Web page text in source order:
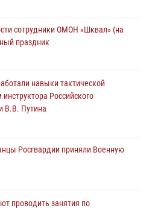
в Иркутске
сотрудники ОМОН «Шквал» (на
праздник
навыки тактической
Российского
В.В. Путина
Росгвардии приняли Военную
проводить занятия по